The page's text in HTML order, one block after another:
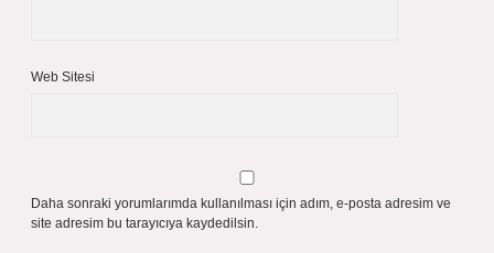
Web Sitesi
Daha sonraki yorumlarımda kullanılması için adım, e-posta adresim ve
site adresim bu tarayıcıya kaydedilsin.